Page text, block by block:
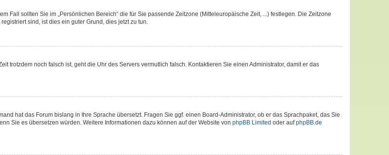
Fall sollten Sie im „Persönlichen Bereich“ die für Sie passende Zeitzone (Mitteleuropäische Zeit, ...) festlegen. Die Zeitzone
sind, ist dies ein guter Grund, dies jetzt zu tun.
trotzdem noch falsch ist, geht die Uhr des Servers vermutlich falsch. Kontaktieren Sie einen Administrator, damit er das
hat das Forum bislang in Ihre Sprache übersetzt. Fragen Sie ggf. einen Board-Administrator, ob er das Sprachpaket, das Sie
Sie es übersetzen würden. Weitere Informationen dazu können auf der Website von phpBB Limited oder aufphpBB.de